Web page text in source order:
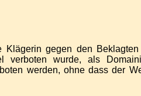
Klägerin gegen den
verboten wurde, als
werden, ohne dass der